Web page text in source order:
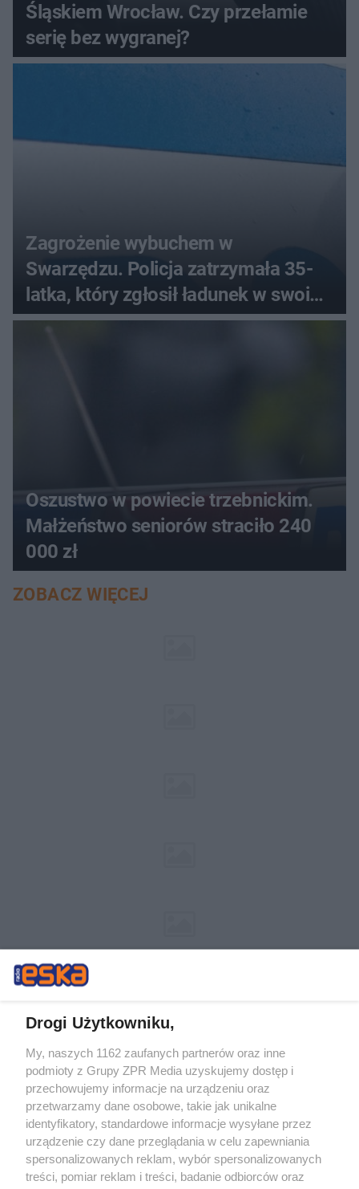
Śląskiem Wrocław. Czy przełamie
serię bez wygranej?
Zagrożenie wybuchem w
Swarzędzu. Policja zatrzymała 35-
latka, który zgłosił ładunek w swoim
aucie
Oszustwo w powiecie trzebnickim.
Małżeństwo seniorów straciło 240
000 zł
ZOBACZ WIĘCEJ
Żaden utwór zamieszczony w serwisie nie może być powielany i
rozpowszechniany lub dalej rozpowszechniany w jakikolwiek sposób (w
tym także elektroniczny lub mechaniczny) na jakimkolwiek polu
eksploatacji w jakiejkolwiek formie, włącznie z umieszczaniem w
Internecie bez pisemnej zgody właściciela praw. Jakiekolwiek użycie lub
wykorzystanie utworów w całości lub w części z naruszeniem prawa,
tzn. bez właściwej zgody, jest zabronione pod groźbą kary i może być
ścigane prawnie.
Drogi Użytkowniku,
My, naszych 1162 zaufanych partnerów oraz inne
podmioty z Grupy ZPR Media uzyskujemy dostęp i
przechowujemy informacje na urządzeniu oraz
przetwarzamy dane osobowe, takie jak unikalne
identyfikatory, standardowe informacje wysyłane przez
urządzenie czy dane przeglądania w celu zapewniania
spersonalizowanych reklam, wybór spersonalizowanych
treści, pomiar reklam i treści, badanie odbiorców oraz